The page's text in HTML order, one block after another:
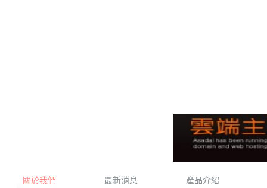
關於我們 最新消息 產品介紹